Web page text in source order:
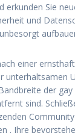
erkunden Sie
und
einer
unterhaltsamen
der
sind.
. Ihre